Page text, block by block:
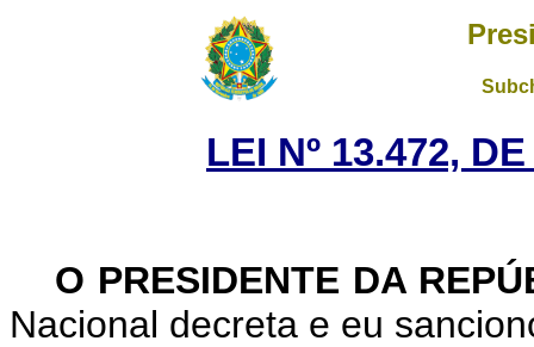
LEI Nº 13.472,
O PRESIDENTE DA
Nacional decreta e eu